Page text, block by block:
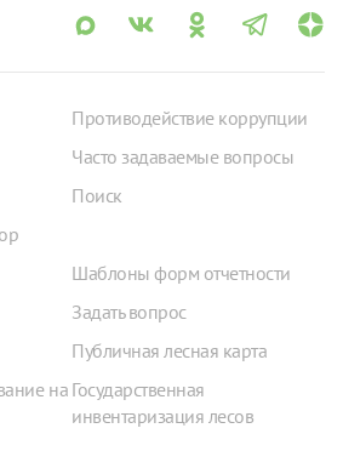
Противодействие коррупции
Часто задаваемые вопросы
Поиск
на
Шаблоны форм отчетности
Задать вопрос
Публичная лесная карта
Государственная
инвентаризация лесов